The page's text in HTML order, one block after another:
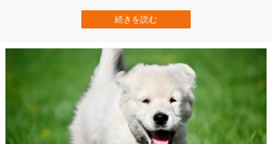
したが、新たな発見により6億年以上も時間を遡ることになります。
研究者たちはこの多細胞生物「Qingshania magnifica」について、
続きを読む